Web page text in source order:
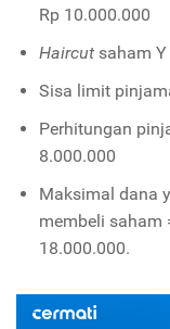
Rp 10.000.000
Haircutsaham Y
Sisa limit
Perhitungan
8.000.000
Maksimal dana
membeli saham
18.000.000.